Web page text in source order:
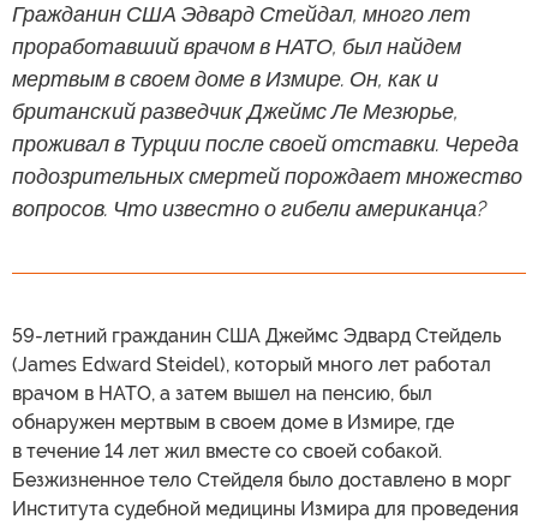
Гражданин США Эдвард Стейдал, много лет
проработавший врачом в НАТО, был найдем
мертвым в своем доме в Измире. Он, как и
британский разведчик Джеймс Ле Мезюрье,
проживал в Турции после своей отставки. Череда
подозрительных смертей порождает множество
вопросов. Что известно о гибели американца?
59-летний гражданин США Джеймс Эдвард Стейдель
(James Edward Steidel), который много лет работал
врачом в НАТО, а затем вышел на пенсию, был
обнаружен мертвым в своем доме в Измире, где
в течение 14 лет жил вместе со своей собакой.
Безжизненное тело Стейделя было доставлено в морг
Института судебной медицины Измира для проведения